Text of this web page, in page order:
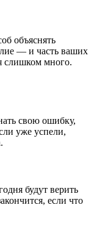
объяснять
— и часть ваших
слишком много.
свою ошибку,
уже успели,
будут верить
если что